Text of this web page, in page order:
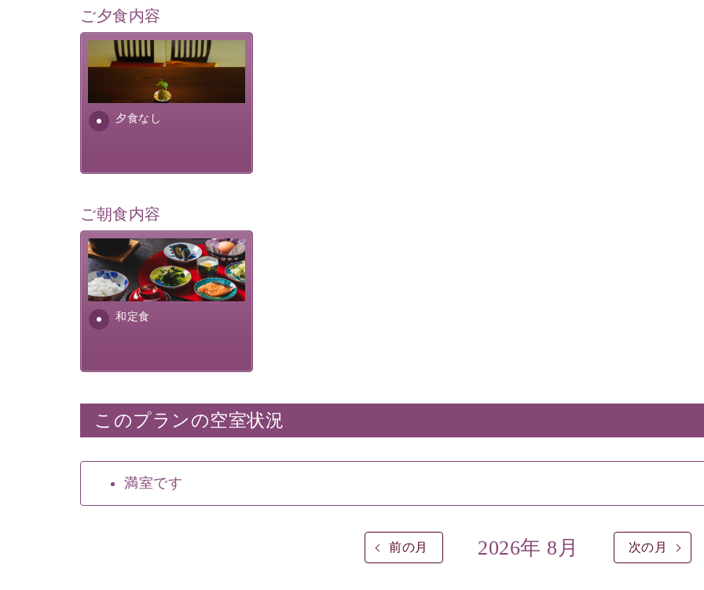
ご夕食内容
夕食なし
夕食なしご夕食を追加される
場合は、二食付きのプランを
お選びくださいませ。
ご朝食内容
和定食
さっぱりとした和食膳に使わ
れる食材は、諏訪の名産品を
ふんだんに取り入れ、安心・
安全を心掛けた長野県産...
このプランの空室状況
満室です
前の月 2026年 8月 次の月